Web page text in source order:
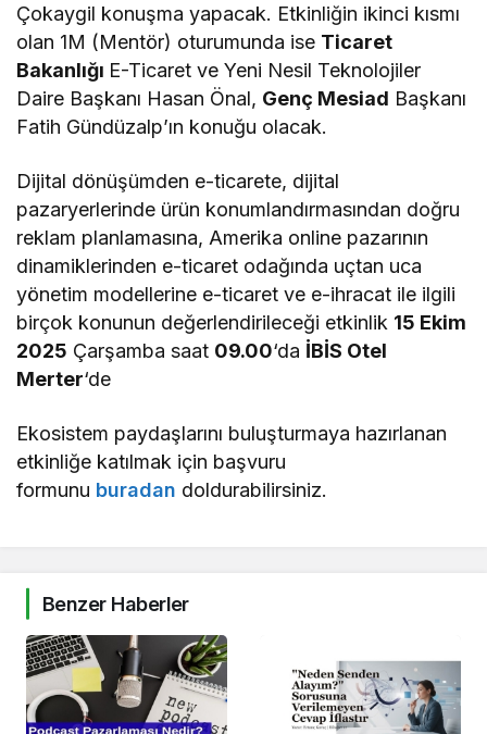
Çokaygil konuşma yapacak. Etkinliğin ikinci kısmı
olan 1M (Mentör) oturumunda ise Ticaret
Bakanlığı E-Ticaret ve Yeni Nesil Teknolojiler
Daire Başkanı Hasan Önal, Genç Mesiad Başkanı
Fatih Gündüzalp’ın konuğu olacak.
Dijital dönüşümden e-ticarete, dijital
pazaryerlerinde ürün konumlandırmasından doğru
reklam planlamasına, Amerika online pazarının
dinamiklerinden e-ticaret odağında uçtan uca
yönetim modellerine e-ticaret ve e-ihracat ile ilgili
birçok konunun değerlendirileceği etkinlik 15 Ekim
2025 Çarşamba saat 09.00‘da İBİS Otel
Merter‘de
Ekosistem paydaşlarını buluşturmaya hazırlanan
etkinliğe katılmak için başvuru
formunu buradan doldurabilirsiniz.
Benzer Haberler